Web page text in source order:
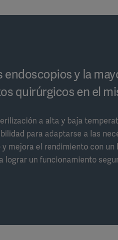
endoscopios y la
quirúrgicos en el
a alta y baja
para adaptarse a las
mejora el rendimiento con un
lograr un funcionamiento